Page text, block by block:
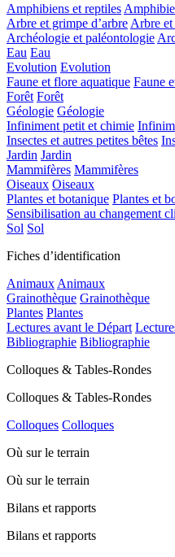
Amphibiens et reptiles
Arbre et grimpe d’arbre Arbre et
Archéologie et paléontologie
Eau Eau
Evolution Evolution
Faune et flore aquatique Faune
Forêt Forêt
Géologie Géologie
Infiniment petit et chimie
Insectes et autres petites bêtes
Jardin Jardin
Mammifères Mammifères
Oiseaux Oiseaux
Plantes et botanique Plantes et
Sensibilisation au changement
Sol Sol
Fiches d’identification
Animaux Animaux
Grainothèque Grainothèque
Plantes Plantes
Lectures avant le Départ
Bibliographie Bibliographie
Colloques & Tables-Rondes
Colloques & Tables-Rondes
Colloques Colloques
Où sur le terrain
Où sur le terrain
Bilans et rapports
Bilans et rapports